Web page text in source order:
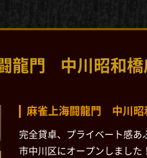
龍門 中川昭和橋
麻雀上海闘龍門 中川昭
完全貸卓、プライベート感
市中川区にオープンしました